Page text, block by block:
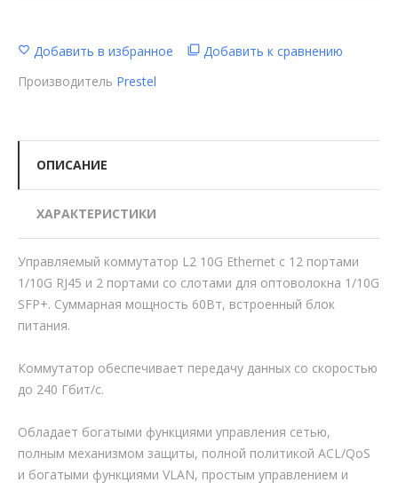
Добавить в избранное
Добавить к сравнению
Производитель Prestel
ОПИСАНИЕ
ХАРАКТЕРИСТИКИ
Управляемый коммутатор L2 10G Ethernet с 12 портами
1/10G RJ45 и 2 портами со слотами для оптоволокна 1/10G
SFP+. Суммарная мощность 60Вт, встроенный блок
питания.
Коммутатор обеспечивает передачу данных со скоростью
до 240 Гбит/с.
Обладает богатыми функциями управления сетью,
полным механизмом защиты, полной политикой ACL/QoS
и богатыми функциями VLAN, простым управлением и